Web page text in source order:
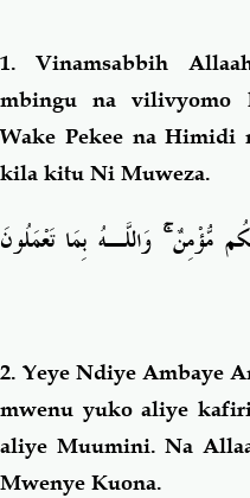
Mapishi
1.Vinamsabbih
mbingu na vilivyomo
Wake Pekee na Himidi
kila kitu Ni Muweza.
مُّؤْمِنٌۚ وَاللَّـهُ بِمَا تَعْمَلُونَ
2. Yeye Ndiye Ambaye
mwenu yuko aliye
aliye Muumini. Na
Mwenye Kuona.